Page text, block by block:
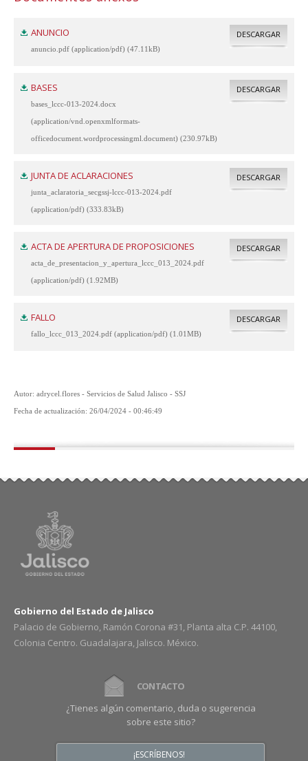
ANUNCIO
anuncio.pdf (application/pdf) (47.11kB)
DESCARGAR
BASES
bases_lccc-013-2024.docx
(application/vnd.openxmlformats-
officedocument.wordprocessingml.document) (230.97kB)
DESCARGAR
JUNTA DE ACLARACIONES
junta_aclaratoria_secgssj-lccc-013-2024.pdf
(application/pdf) (333.83kB)
DESCARGAR
ACTA DE APERTURA DE PROPOSICIONES
acta_de_presentacion_y_apertura_lccc_013_2024.pdf
(application/pdf) (1.92MB)
DESCARGAR
FALLO
fallo_lccc_013_2024.pdf (application/pdf) (1.01MB)
DESCARGAR
Autor: adrycel.flores - Servicios de Salud Jalisco - SSJ
Fecha de actualización: 26/04/2024 - 00:46:49
Gobierno del Estado de Jalisco
Palacio de Gobierno, Ramón Corona #31, Planta alta C.P. 44100,
Colonia Centro. Guadalajara, Jalisco. México.
CONTACTO
¿Tienes algún comentario, duda o sugerencia
sobre este sitio?
¡ESCRÍBENOS!